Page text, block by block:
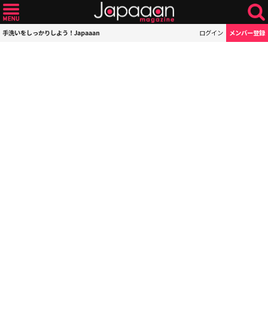
手洗いをしっかりしよう！Japaaan ログイン メンバー登録